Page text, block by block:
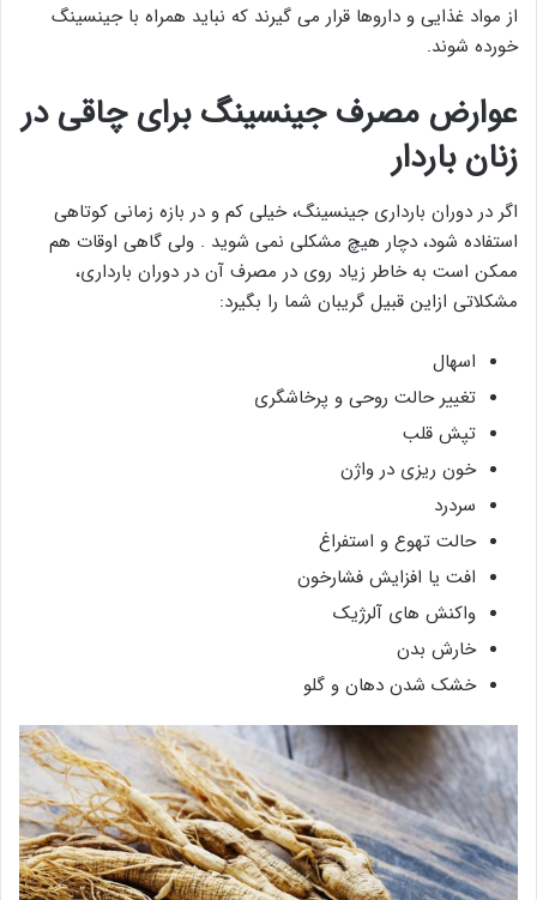
از مواد غذایی و داروها قرار می گیرند که نباید همراه با جینسینگ
خورده شوند.
عوارض مصرف جینسینگ برای چاقی در
زنان باردار
اگر در دوران بارداری جینسینگ، خیلی کم و در بازه زمانی کوتاهی
استفاده شود، دچار هیچ مشکلی نمی شوید . ولی گاهی اوقات هم
ممکن است به خاطر زیاد روی در مصرف آن در دوران بارداری،
مشکلاتی ازاین قبیل گریبان شما را بگیرد:
اسهال
تغییر حالت روحی و پرخاشگری
تپش قلب
خون ریزی در واژن
سردرد
حالت تهوع و استفراغ
افت یا افزایش فشارخون
واکنش های آلرژیک
خارش بدن
خشک شدن دهان و گلو